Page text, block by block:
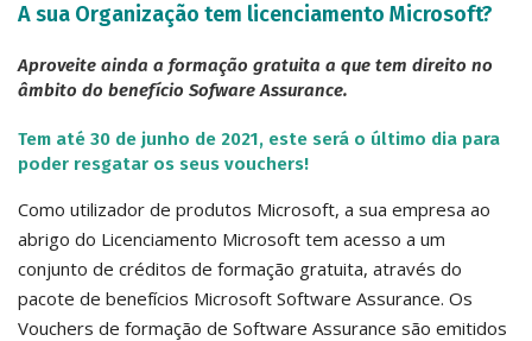
A sua Organização tem licenciamento Microsoft?
Aproveite ainda a formação gratuita a que tem direito no
âmbito do benefício Sofware Assurance.
Tem até 30 de junho de 2021, este será o último dia para
poder resgatar os seus vouchers!
Como utilizador de produtos Microsoft, a sua empresa ao
abrigo do Licenciamento Microsoft tem acesso a um
conjunto de créditos de formação gratuita, através do
pacote de benefícios Microsoft Software Assurance. Os
Vouchers de formação de Software Assurance são emitidos